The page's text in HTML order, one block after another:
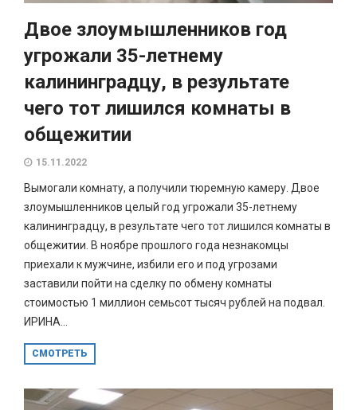
Двое злоумышленников год
угрожали 35-летнему
калининградцу, в результате
чего тот лишился комнаты в
общежитии
15.11.2022
Вымогали комнату, а получили тюремную камеру. Двое
злоумышленников целый год угрожали 35-летнему
калининградцу, в результате чего тот лишился комнаты в
общежитии. В ноябре прошлого года незнакомцы
приехали к мужчине, избили его и под угрозами
заставили пойти на сделку по обмену комнаты
стоимостью 1 миллион семьсот тысяч рублей на подвал.
ИРИНА...
СМОТРЕТЬ